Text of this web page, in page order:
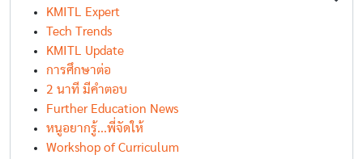
KMITL Expert
Tech Trends
KMITL Update
การศึกษาต่อ
2 นาที มีคำตอบ
Further Education News
หนูอยากรู้...พี่จัดให้
Workshop of Curriculum